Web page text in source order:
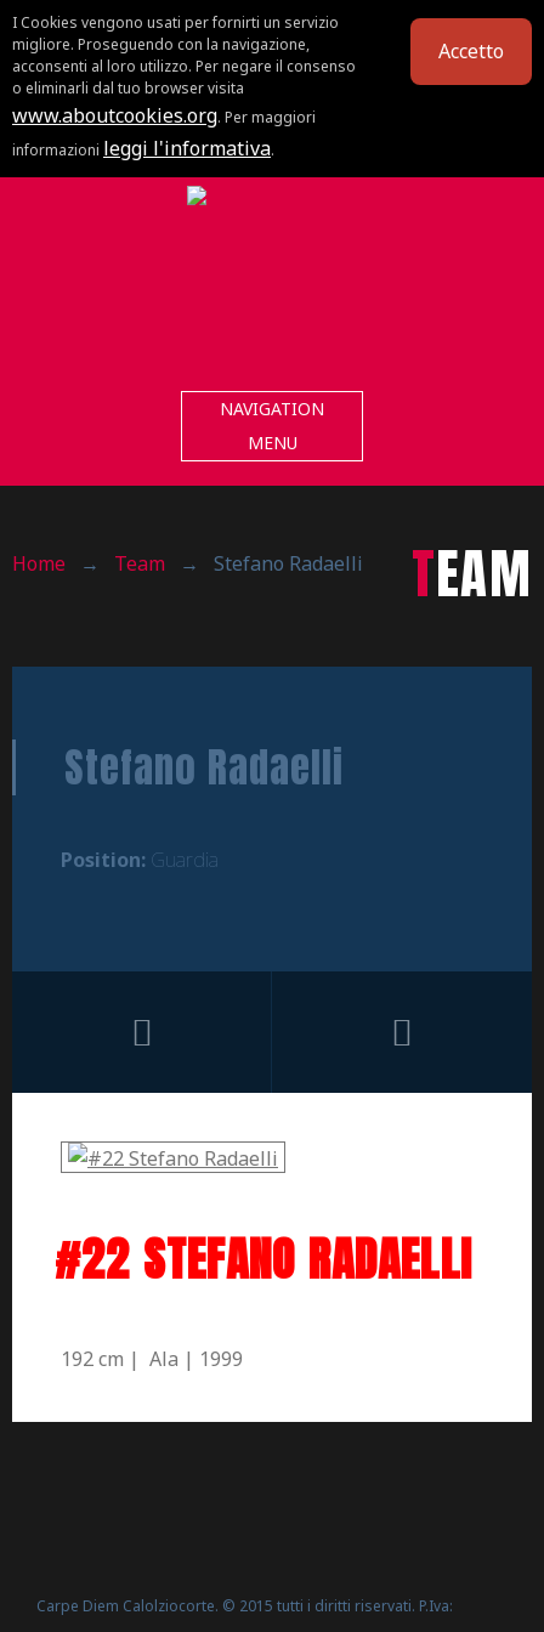
I Cookies vengono usati per fornirti un servizio
migliore. Proseguendo con la navigazione,
acconsenti al loro utilizzo. Per negare il consenso
o eliminarli dal tuo browser visita
www.aboutcookies.org. Per maggiori
informazioni leggi l'informativa.
Accetto
NAVIGATION
MENU
Home → Team → Stefano Radaelli TEAM
Stefano Radaelli
Position: Guardia
#22 STEFANO RADAELLI
192 cm | Ala | 1999
Carpe Diem Calolziocorte. © 2015 tutti i diritti riservati. P.Iva: